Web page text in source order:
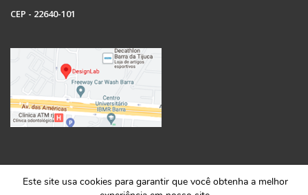
CEP - 22640-101
Copyright © 2022 Designlab. Todos os direitos reservados.
Razão social: GD Comunicações e Soluções Multimidia LTDA. Cnpj:
Este site usa cookies para garantir que você obtenha a melhor